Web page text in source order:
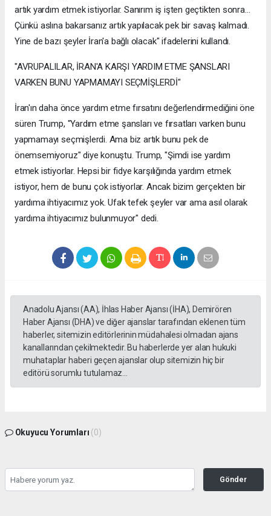
artık yardım etmek istiyorlar. Sanırım iş işten geçtikten sonra...
Çünkü aslına bakarsanız artık yapılacak pek bir savaş kalmadı.
Yine de bazı şeyler İran'a bağlı olacak" ifadelerini kullandı.
"AVRUPALILAR, İRAN'A KARŞI YARDIM ETME ŞANSLARI
VARKEN BUNU YAPMAMAYI SEÇMİŞLERDİ"
İran'ın daha önce yardım etme fırsatını değerlendirmediğini öne
süren Trump, "Yardım etme şansları ve fırsatları varken bunu
yapmamayı seçmişlerdi. Ama biz artık bunu pek de
önemsemiyoruz" diye konuştu. Trump, "Şimdi ise yardım
etmek istiyorlar. Hepsi bir fidye karşılığında yardım etmek
istiyor, hem de bunu çok istiyorlar. Ancak bizim gerçekten bir
yardıma ihtiyacımız yok. Ufak tefek şeyler var ama asıl olarak
yardıma ihtiyacımız bulunmuyor" dedi.
Anadolu Ajansı (AA), İhlas Haber Ajansı (İHA), Demirören
Haber Ajansı (DHA) ve diğer ajanslar tarafından eklenen tüm
haberler, sitemizin editörlerinin müdahalesi olmadan ajans
kanallarından çekilmektedir. Bu haberlerde yer alan hukuki
muhataplar haberi geçen ajanslar olup sitemizin hiç bir
editörü sorumlu tutulamaz...
Okuyucu Yorumları (0)
Gönder